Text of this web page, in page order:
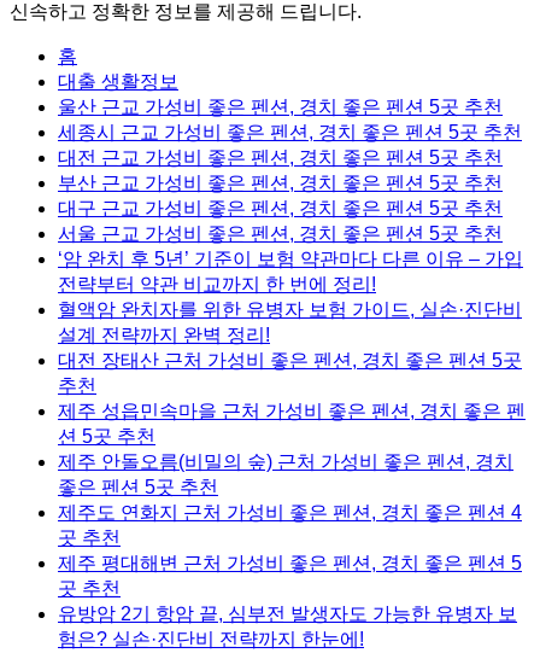
신속하고 정확한 정보를 제공해 드립니다.
홈
대출 생활정보
울산 근교 가성비 좋은 펜션, 경치 좋은 펜션 5곳 추천
세종시 근교 가성비 좋은 펜션, 경치 좋은 펜션 5곳 추천
대전 근교 가성비 좋은 펜션, 경치 좋은 펜션 5곳 추천
부산 근교 가성비 좋은 펜션, 경치 좋은 펜션 5곳 추천
대구 근교 가성비 좋은 펜션, 경치 좋은 펜션 5곳 추천
서울 근교 가성비 좋은 펜션, 경치 좋은 펜션 5곳 추천
‘암 완치 후 5년’ 기준이 보험 약관마다 다른 이유 – 가입
전략부터 약관 비교까지 한 번에 정리!
혈액암 완치자를 위한 유병자 보험 가이드, 실손·진단비
설계 전략까지 완벽 정리!
대전 장태산 근처 가성비 좋은 펜션, 경치 좋은 펜션 5곳
추천
제주 성읍민속마을 근처 가성비 좋은 펜션, 경치 좋은 펜
션 5곳 추천
제주 안돌오름(비밀의 숲) 근처 가성비 좋은 펜션, 경치
좋은 펜션 5곳 추천
제주도 연화지 근처 가성비 좋은 펜션, 경치 좋은 펜션 4
곳 추천
제주 평대해변 근처 가성비 좋은 펜션, 경치 좋은 펜션 5
곳 추천
유방암 2기 항암 끝, 심부전 발생자도 가능한 유병자 보
험은? 실손·진단비 전략까지 한눈에!